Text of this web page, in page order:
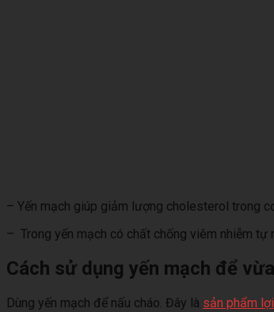
– Yến mạch giúp giảm lượng cholesterol trong
– Trong yến mạch có chất chống viêm nhiễm tự
Cách sử dụng yến mạch để
Dùng yến mạch để nấu cháo. Đây là sản phẩm